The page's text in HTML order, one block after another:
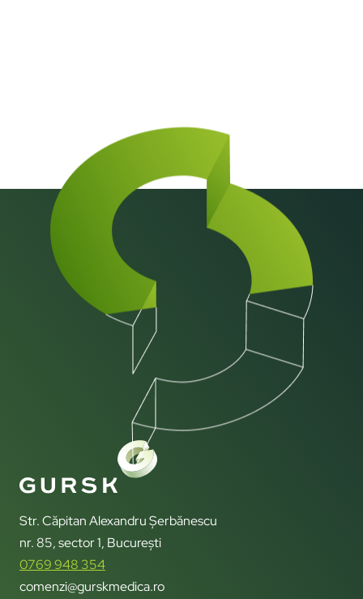
Str. Căpitan Alexandru Șerbănescu
nr. 85, sector 1, București
0769 948 354
comenzi@gurskmedica.ro